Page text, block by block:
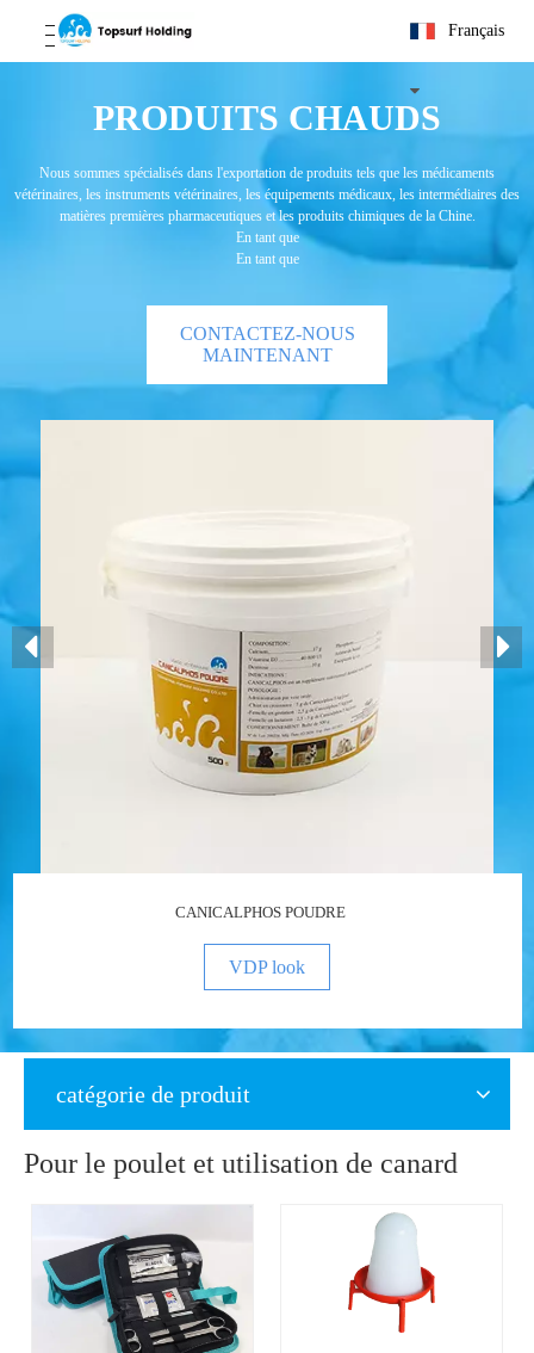
Français
PRODUITS CHAUDS
Nous sommes spécialisés dans l'exportation de produits tels que les médicaments
vétérinaires, les instruments vétérinaires, les équipements médicaux, les intermédiaires des
matières premières pharmaceutiques et les produits chimiques de la Chine.
En tant que
En tant que
CONTACTEZ-NOUS
MAINTENANT
CANICALPHOS POUDRE
VDP look
catégorie de produit
Pour le poulet et utilisation de canard